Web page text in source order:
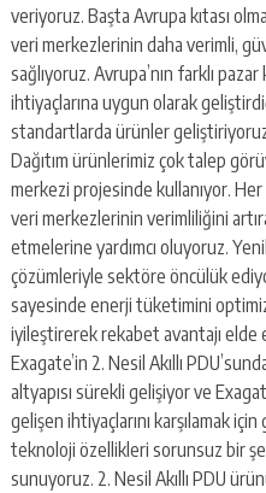
veriyoruz. Başta Avrupa kıtası
veri merkezlerinin daha verimli,
sağlıyoruz. Avrupa’nın farklı
ihtiyaçlarına uygun olarak
standartlarda ürünler
Dağıtım ürünlerimiz çok talep
merkezi projesinde kullanıyor. Her
veri merkezlerinin verimliliğini
etmelerine yardımcı oluyoruz.
çözümleriyle sektöre öncülük
sayesinde enerji tüketimini
iyileştirerek rekabet avantajı elde
Exagate’in 2. Nesil Akıllı
altyapısı sürekli gelişiyor ve
gelişen ihtiyaçlarını karşılamak
teknoloji özellikleri sorunsuz bir
sunuyoruz. 2. Nesil Akıllı PDU